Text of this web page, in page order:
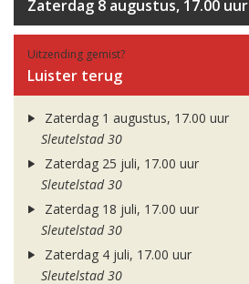
Zaterdag 8 augustus, 17.00 uur
Uitzending gemist?
Luister terug
Zaterdag 1 augustus, 17.00 uur
Sleutelstad 30
Zaterdag 25 juli, 17.00 uur
Sleutelstad 30
Zaterdag 18 juli, 17.00 uur
Sleutelstad 30
Zaterdag 4 juli, 17.00 uur
Sleutelstad 30